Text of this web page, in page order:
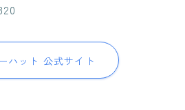
ハット 公式サイト